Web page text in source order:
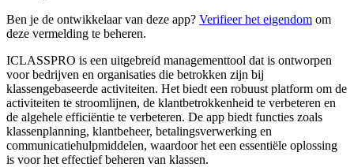
Ben je de ontwikkelaar van deze app? Verifieer het eigendom om
deze vermelding te beheren.
ICLASSPRO is een uitgebreid managementtool dat is ontworpen
voor bedrijven en organisaties die betrokken zijn bij
klassengebaseerde activiteiten. Het biedt een robuust platform om de
activiteiten te stroomlijnen, de klantbetrokkenheid te verbeteren en
de algehele efficiëntie te verbeteren. De app biedt functies zoals
klassenplanning, klantbeheer, betalingsverwerking en
communicatiehulpmiddelen, waardoor het een essentiële oplossing
is voor het effectief beheren van klassen.